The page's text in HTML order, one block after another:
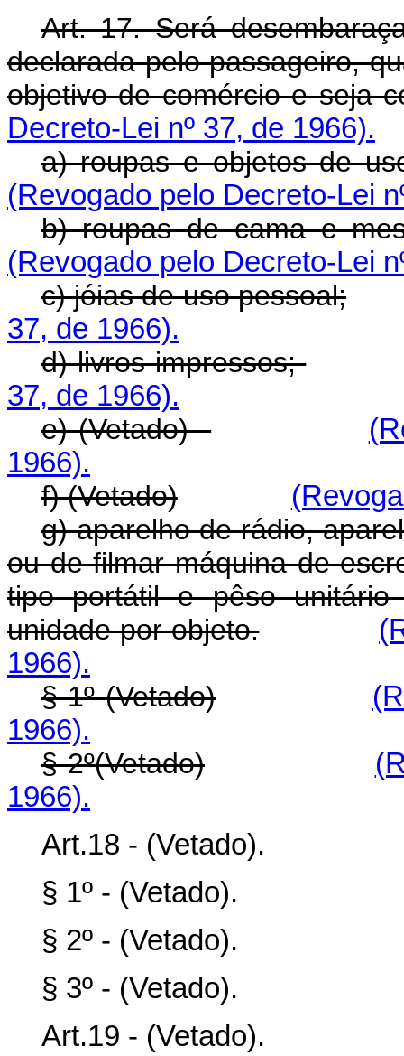
Art. 17. Será
declarada pelo passageiro,
objetivo de comércio e seja
Decreto-Lei nº 37, de 1966).
a) roupas e objetos de
(Revogado pelo Decreto-Lei
b) roupas de cama e
(Revogado pelo Decreto-Lei
c) jóias de uso pessoal;
37, de 1966).
d) livros impressos;
37, de 1966).
e) (Vetado)
1966).
f) (Vetado)
g) aparelho de rádio,
ou de filmar máquina de
tipo portátil e pêso
unidade por objeto.
1966).
§ 1º (Vetado)
1966).
§ 2º(Vetado)
1966).
Art.18 - (Vetado).
§ 1º - (Vetado).
§ 2º - (Vetado).
§ 3º - (Vetado).
Art.19 - (Vetado).